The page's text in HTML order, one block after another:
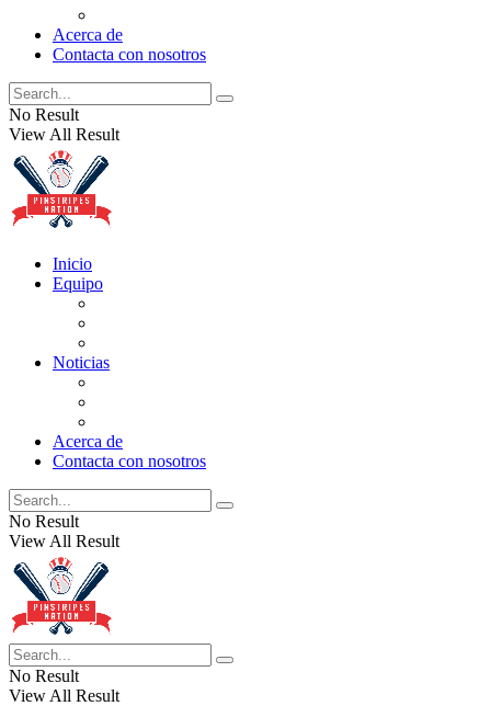
Acerca de
Contacta con nosotros
No Result
View All Result
Inicio
Equipo
Noticias
Acerca de
Contacta con nosotros
No Result
View All Result
No Result
View All Result